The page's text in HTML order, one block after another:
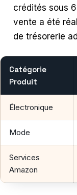
crédités sous
vente a été
de trésorerie
Catégorie
Produit
Électronique
Mode
Services
Amazon